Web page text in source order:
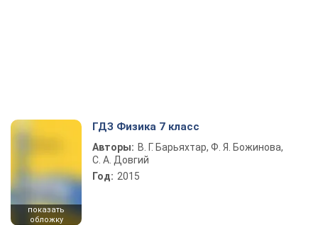
показать
обложку
ГДЗ Физика 7 класс
Авторы: В. Г. Барьяхтар, Ф. Я. Божинова,
С. А. Довгий
Год: 2015